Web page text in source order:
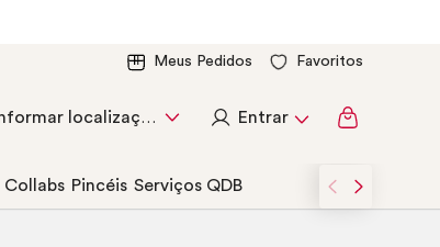
Meus Pedidos Favoritos
Informar localização Entrar
Collabs Pincéis Serviços QDB